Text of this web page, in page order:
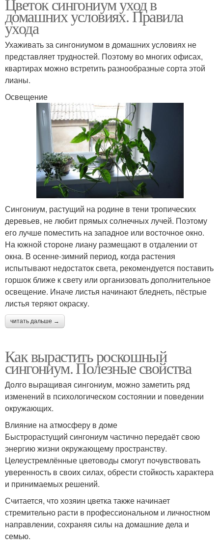
домашних условиях. Правила
ухода
Ухаживать за сингониумом в домашних условиях не
представляет трудностей. Поэтому во многих офисах,
квартирах можно встретить разнообразные сорта этой
лианы.
Освещение
Сингониум, растущий на родине в тени тропических
деревьев, не любит прямых солнечных лучей. Поэтому
его лучше поместить на западное или восточное окно.
На южной стороне лиану размещают в отдалении от
окна. В осенне-зимний период, когда растения
испытывают недостаток света, рекомендуется поставить
горшок ближе к свету или организовать дополнительное
освещение. Иначе листья начинают бледнеть, пёстрые
листья теряют окраску.
читать дальше →
Как вырастить роскошный
сингониум. Полезные свойства
Долго выращивая сингониум, можно заметить ряд
изменений в психологическом состоянии и поведении
окружающих.
Влияние на атмосферу в доме
Быстрорастущий сингониум частично передаёт свою
энергию жизни окружающему пространству.
Целеустремлённые цветоводы смогут почувствовать
уверенность в своих силах, обрести стойкость характера
и принимаемых решений.
Считается, что хозяин цветка также начинает
стремительно расти в профессиональном и личностном
направлении, сохраняя силы на домашние дела и
семью.